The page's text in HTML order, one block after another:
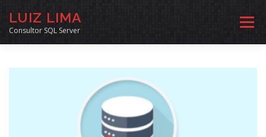
LUIZ LIMA
Consultor SQL Server
Menu
MENTORIA SQL CURSOS EXERCÍCIOS SQL
ARQUIVO LINKS COMUNIDADE